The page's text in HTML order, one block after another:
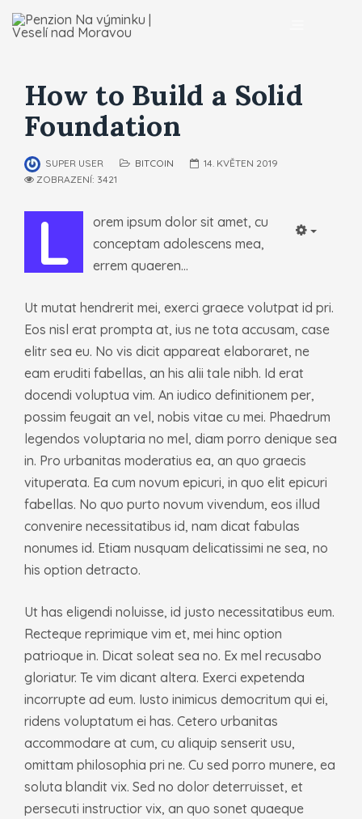
How to Build a Solid
Foundation
SUPER USER BITCOIN
14. KVĚTEN 2019
ZOBRAZENÍ: 3421
L
orem ipsum dolor sit amet, cu
conceptam adolescens mea,
errem quaeren...
Ut mutat hendrerit mei, exerci graece volutpat id pri.
Eos nisl erat prompta at, ius ne tota accusam, case
elitr sea eu. No vis dicit appareat elaboraret, ne
eam eruditi fabellas, an his alii tale nibh. Id erat
docendi voluptua vim. An iudico definitionem per,
possim feugait an vel, nobis vitae cu mei. Phaedrum
legendos voluptaria no mel, diam porro denique sea
in. Pro urbanitas moderatius ea, an quo graecis
vituperata. Ea cum novum epicuri, in quo elit epicuri
fabellas. No quo purto novum vivendum, eos illud
convenire necessitatibus id, nam dicat fabulas
nonumes id. Etiam nusquam delicatissimi ne sea, no
his option detracto.
Ut has eligendi noluisse, id justo necessitatibus eum.
Recteque reprimique vim et, mei hinc option
patrioque in. Dicat soleat sea no. Ex mel recusabo
gloriatur. Te vim dicant altera. Exerci expetenda
incorrupte ad eum. Iusto inimicus democritum qui ei,
ridens voluptatum ei has. Cetero urbanitas
accommodare at cum, cu aliquip senserit usu,
omittam philosophia pri ne. Cu sed porro munere, ea
soluta blandit vix. Sed no dolor deterruisset, et
persecuti instructior vix, an quo sonet quaeque